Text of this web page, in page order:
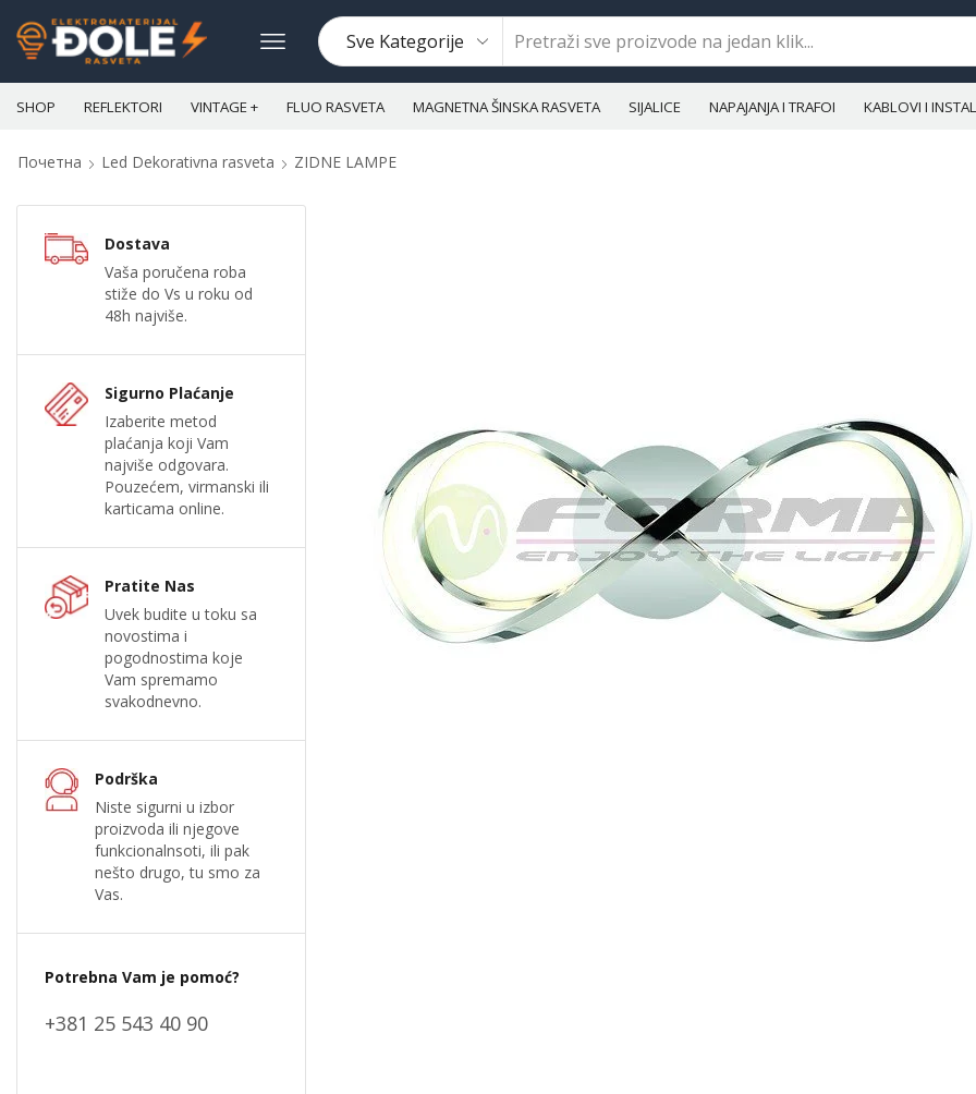
SHOP REFLEKTORI VINTAGE + FLUO RASVETA MAGNETNA ŠINSKA RASVETA SIJALICE NAPAJANJA I TRAFOI KABLOVI I
Почетна Led Dekorativna rasveta ZIDNE LAMPE
Dostava
Vaša poručena roba
stiže do Vs u roku od
48h najviše.
Sigurno Plaćanje
Izaberite metod
plaćanja koji Vam
najviše odgovara.
Pouzećem, virmanski ili
karticama online.
Pratite Nas
Uvek budite u toku sa
novostima i
pogodnostima koje
Vam spremamo
svakodnevno.
Podrška
Niste sigurni u izbor
proizvoda ili njegove
funkcionalnsoti, ili pak
nešto drugo, tu smo za
Vas.
Potrebna Vam je pomoć?
+381 25 543 40 90